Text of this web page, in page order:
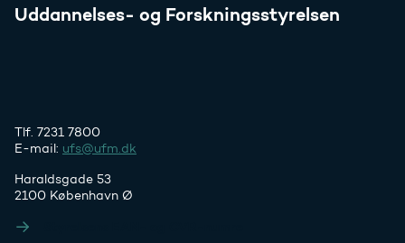
Uddannelses- og Forskningsstyrelsen
Tlf. 7231 7800
E-mail: ufs@ufm.dk
Haraldsgade 53
2100 København Ø